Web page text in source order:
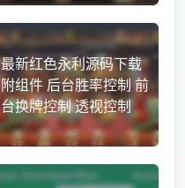
最新红色永利源码下载
附组件 后台胜率控制 前
台换牌控制 透视控制